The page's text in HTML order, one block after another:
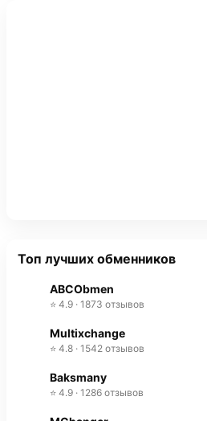
Топ лучших обменников
ABCObmen
⭐ 4.9 · 1873 отзывов
Multixchange
⭐ 4.8 · 1542 отзывов
Baksmany
⭐ 4.9 · 1286 отзывов